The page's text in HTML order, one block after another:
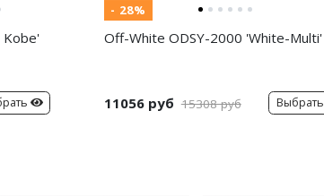
Kobe'
- 28%
Off-White ODSY-2000 'White-Multi'
11056 руб 15308 руб Выбрать